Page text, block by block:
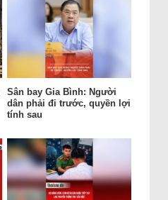
Sân bay Gia Bình: Người
dân phải đi trước, quyền lợi
tính sau